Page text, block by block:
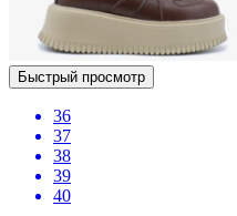
Быстрый просмотр
36
37
38
39
40